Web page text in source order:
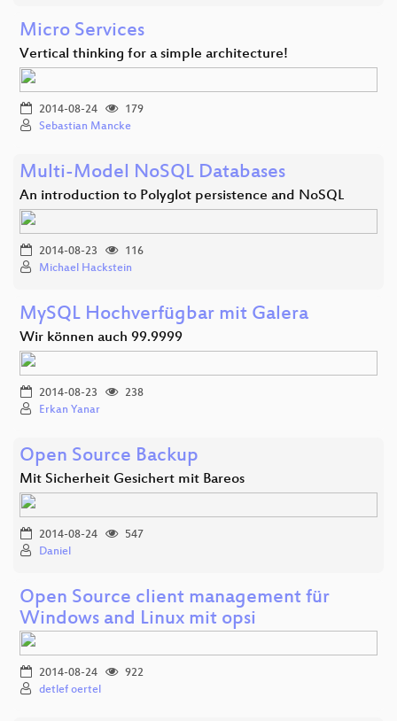
Micro Services
Vertical thinking for a simple architecture!
2014-08-24
179
Sebastian Mancke
Multi-Model NoSQL Databases
An introduction to Polyglot persistence and NoSQL
2014-08-23
116
Michael Hackstein
MySQL Hochverfügbar mit Galera
Wir können auch 99.9999
2014-08-23
238
Erkan Yanar
Open Source Backup
Mit Sicherheit Gesichert mit Bareos
2014-08-24
547
Daniel
Open Source client management für
Windows and Linux mit opsi
2014-08-24
922
detlef oertel